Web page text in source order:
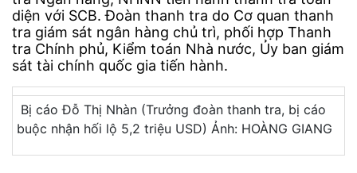
diện với SCB. Đoàn thanh tra do Cơ quan thanh
tra giám sát ngân hàng chủ trì, phối hợp Thanh
tra Chính phủ, Kiểm toán Nhà nước, Ủy ban giám
sát tài chính quốc gia tiến hành.
Bị cáo Đỗ Thị Nhàn (Trưởng đoàn thanh tra, bị cáo
buộc nhận hối lộ 5,2 triệu USD) Ảnh: HOÀNG GIANG